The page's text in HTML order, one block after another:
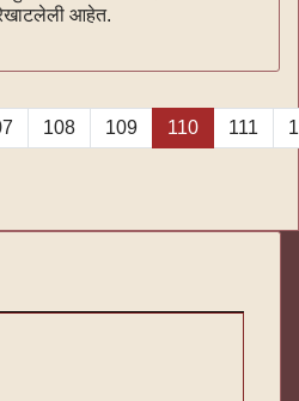
रेखाटलेली आहेत.
108 109 110 111